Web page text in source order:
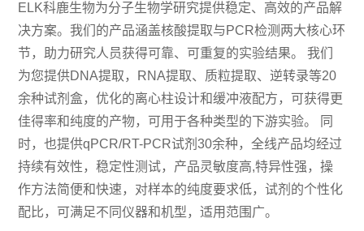
ELK科鹿生物为分子生物学研究提供稳定、高效的产品解
决方案。我们的产品涵盖核酸提取与PCR检测两大核心环
节，助力研究人员获得可靠、可重复的实验结果。 我们
为您提供DNA提取，RNA提取、质粒提取、逆转录等20
余种试剂盒，优化的离心柱设计和缓冲液配方，可获得更
佳得率和纯度的产物，可用于各种类型的下游实验。 同
时，也提供qPCR/RT-PCR试剂30余种，全线产品均经过
持续有效性，稳定性测试，产品灵敏度高,特异性强，操
作方法简便和快速，对样本的纯度要求低，试剂的个性化
配比，可满足不同仪器和机型，适用范围广。